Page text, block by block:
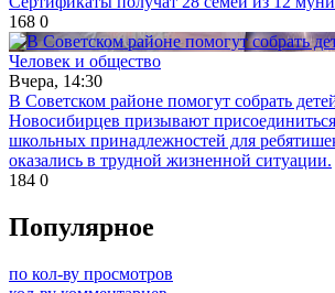
168 0
Человек и общество
Вчера, 14:30
В Советском районе помогут собрать
Новосибирцев призывают
школьных принадлежностей для
оказались в трудной жизненной ситуации.
184 0
Популярное
по кол-ву просмотров